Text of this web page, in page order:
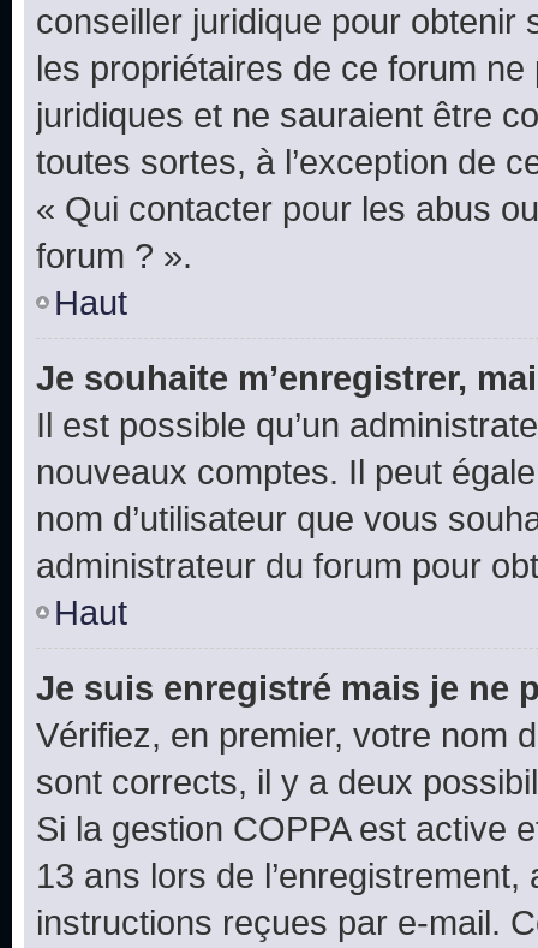
conseiller juridique pour obtenir
les propriétaires de ce forum
juridiques et ne sauraient être
toutes sortes, à l’exception de
« Qui contacter pour les abus
forum ? ».
Haut
Je souhaite m’enregistrer,
Il est possible qu’un
nouveaux comptes. Il peut
nom d’utilisateur que vous
administrateur du forum pour
Haut
Je suis enregistré mais je ne
Vérifiez, en premier, votre nom
sont corrects, il y a deux
Si la gestion COPPA est active
13 ans lors de
instructions reçues par e-mail.